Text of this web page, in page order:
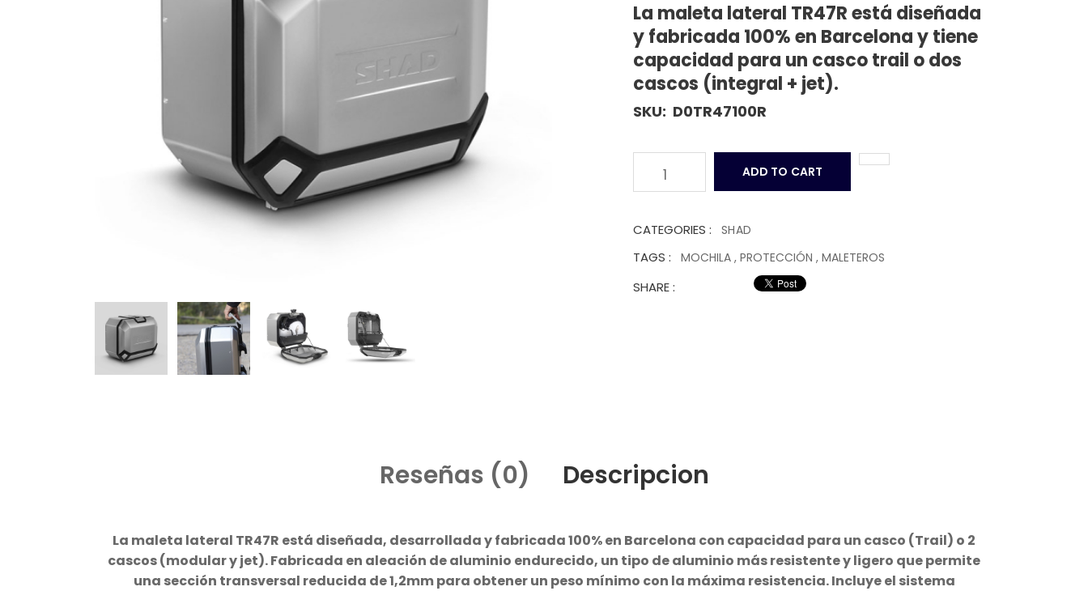
La maleta lateral TR47R está diseñada
y fabricada 100% en Barcelona y tiene
capacidad para un casco trail o dos
cascos (integral + jet).
SKU: D0TR47100R
1 ADD TO CART
CATEGORIES : SHAD
TAGS : MOCHILA , PROTECCIÓN , MALETEROS
SHARE :
Reseñas (0) Descripcion
La maleta lateral TR47R está diseñada, desarrollada y fabricada 100% en Barcelona con capacidad para un casco (Trail) o 2
cascos (modular y jet). Fabricada en aleación de aluminio endurecido, un tipo de aluminio más resistente y ligero que permite
una sección transversal reducida de 1,2mm para obtener un peso mínimo con la máxima resistencia. Incluye el sistema